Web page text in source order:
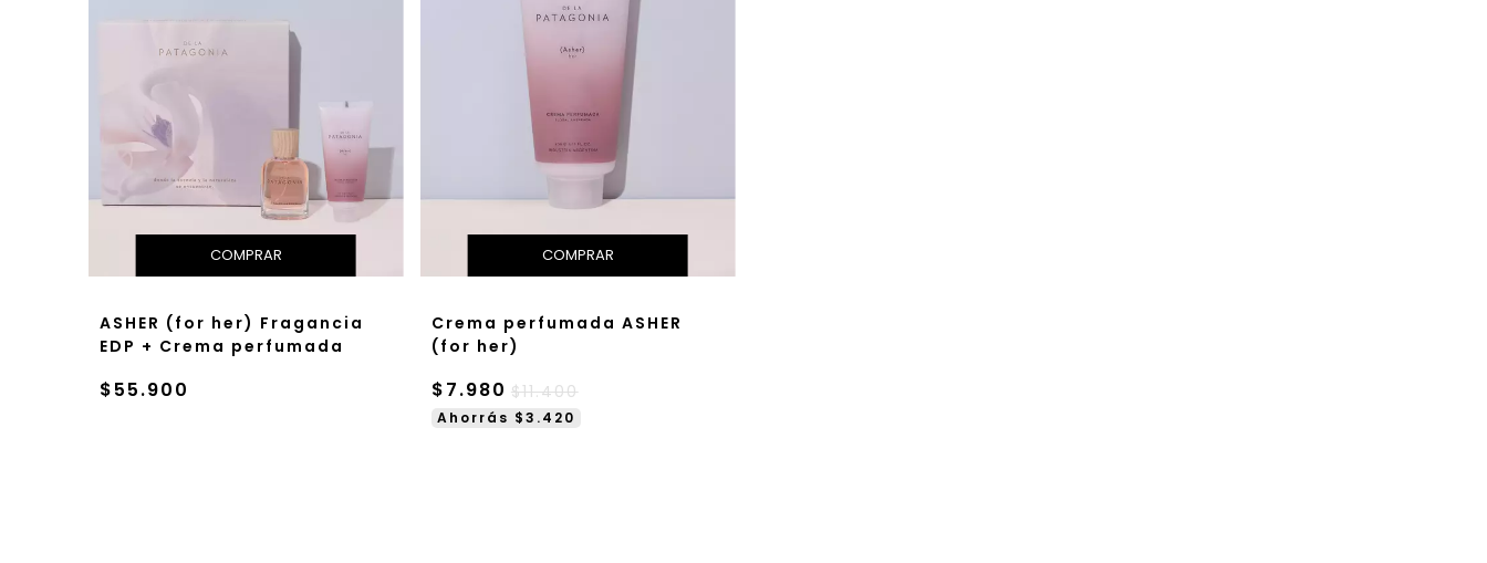
ASHER (for her) Fragancia
EDP + Crema perfumada
$55.900
Crema perfumada ASHER
(for her)
$7.980 $11.400
Ahorrás $3.420